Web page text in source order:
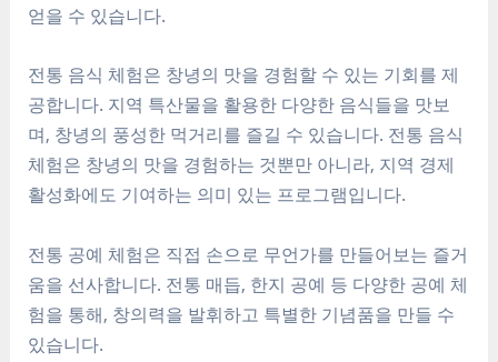
얻을 수 있습니다.
전통 음식 체험은 창녕의 맛을 경험할 수 있는 기회를 제
공합니다. 지역 특산물을 활용한 다양한 음식들을 맛보
며, 창녕의 풍성한 먹거리를 즐길 수 있습니다. 전통 음식
체험은 창녕의 맛을 경험하는 것뿐만 아니라, 지역 경제
활성화에도 기여하는 의미 있는 프로그램입니다.
전통 공예 체험은 직접 손으로 무언가를 만들어보는 즐거
움을 선사합니다. 전통 매듭, 한지 공예 등 다양한 공예 체
험을 통해, 창의력을 발휘하고 특별한 기념품을 만들 수
있습니다.